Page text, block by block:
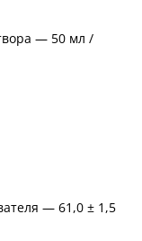
— 50 мл /
— 61,0 ± 1,5